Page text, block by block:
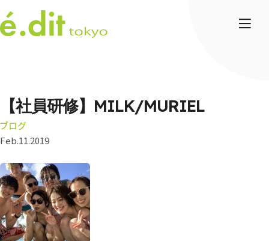
【社員研修】MILK/MURIEL
ブログ
Feb.11.2019